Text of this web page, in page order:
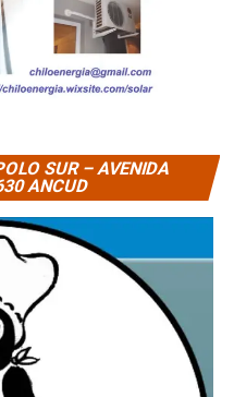
SUR – AVENIDA
ANCUD